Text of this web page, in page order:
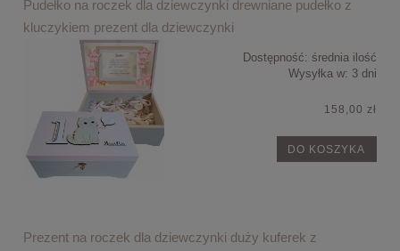
Pudełko na roczek dla dziewczynki drewniane pudełko z
kluczykiem prezent dla dziewczynki
Dostępność: średnia ilość
Wysyłka w: 3 dni
158,00 zł
DO KOSZYKA
Prezent na roczek dla dziewczynki duży kuferek z